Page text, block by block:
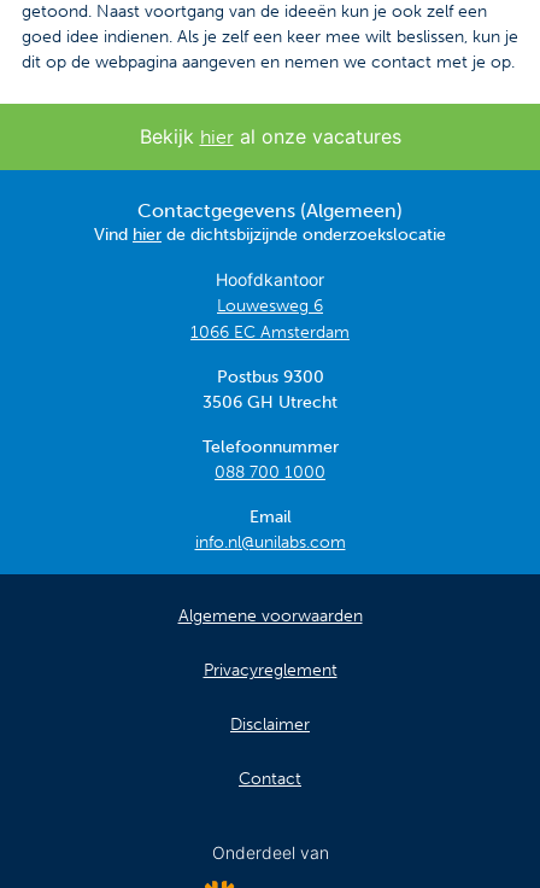
getoond. Naast voortgang van de ideeën kun je ook zelf een
goed idee indienen. Als je zelf een keer mee wilt beslissen, kun je
dit op de webpagina aangeven en nemen we contact met je op.
Bekijk hieral onze vacatures
Contactgegevens (Algemeen)
Vind hier de dichtsbijzijnde onderzoekslocatie
Hoofdkantoor
Louwesweg 6
1066 EC Amsterdam
Postbus 9300
3506 GH Utrecht
Telefoonnummer
088 700 1000
Email
info.nl@unilabs.com
Algemene voorwaarden
Privacyreglement
Disclaimer
Contact
Onderdeel van